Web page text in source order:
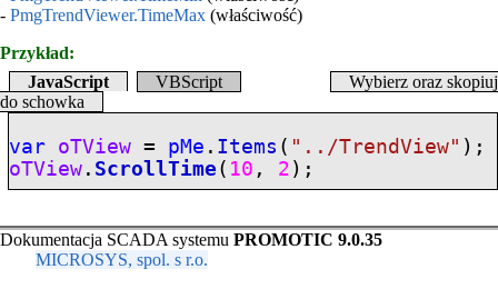
- PmgTrendViewer.TimeMax (właściwość)
Przykład:
JavaScript
VBScript
Wybierz oraz skopiuj
do schowka
var oTView = pMe . Items ( "../TrendView" );
oTView . ScrollTime ( 10 , 2 );
Dokumentacja SCADA systemu PROMOTIC 9.0.35
MICROSYS, spol. s r.o.